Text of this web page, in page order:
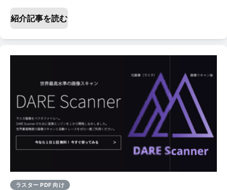
紹介記事を読む
ラスター PDF 向け